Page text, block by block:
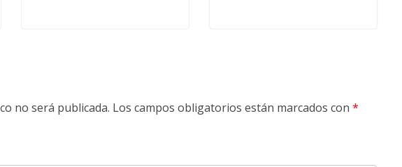
no será publicada. Los campos obligatorios están marcados con *